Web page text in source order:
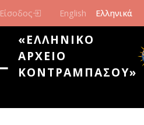
Είσοδος English Ελληνικά
«ΕΛΛΗΝΙΚΌ
ΑΡΧΕΊΟ
ΚΟΝΤΡΑΜΠΆΣΟΥ»